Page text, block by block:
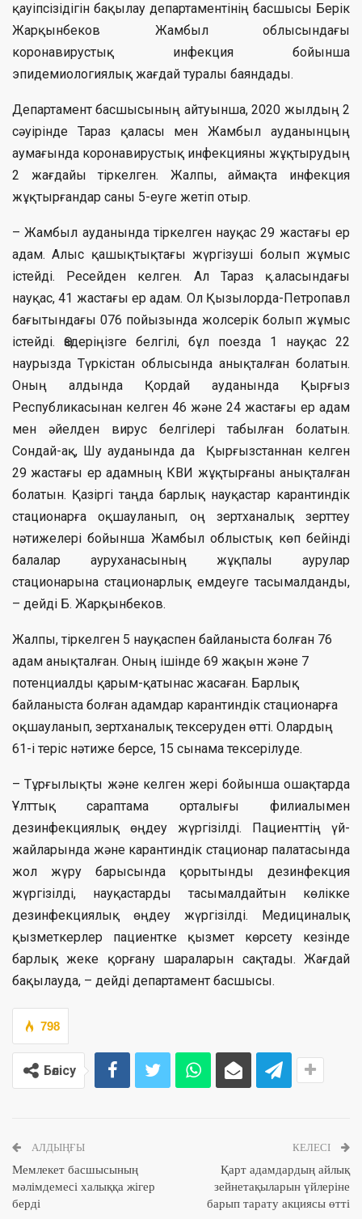
қауіпсізідігін бақылау департаментінің басшысы Берік
Жарқынбеков Жамбыл облысындағы
коронавирустық инфекция бойынша
эпидемиологиялық жағдай туралы баяндады.
Департамент басшысының айтуынша, 2020 жылдың 2
сәуірінде Тараз қаласы мен Жамбыл ауданынцың
аумағында коронавирустық инфекцияны жұқтырудың
2 жағдайы тіркелген. Жалпы, аймақта инфекция
жұқтырғандар саны 5-еуге жетіп отыр.
– Жамбыл ауданында тіркелген науқас 29 жастағы ер
адам. Алыс қашықтықтағы жүргізуші болып жұмыс
істейді. Ресейден келген. Ал Тараз қ.аласындағы
науқас, 41 жастағы ер адам. Ол Қызылорда-Петропавл
бағытындағы 076 пойызында жолсерік болып жұмыс
істейді. Өздеріңізге белгілі, бұл поезда 1 науқас 22
наурызда Түркістан облысында анықталған болатын.
Оның алдында Қордай ауданында Қырғыз
Республикасынан келген 46 және 24 жастағы ер адам
мен әйелден вирус белгілері табылған болатын.
Сондай-ақ, Шу ауданында да Қырғызстаннан келген
29 жастағы ер адамның КВИ жұқтырғаны анықталған
болатын. Қазіргі таңда барлық науқастар карантиндік
стационарға оқшауланып, оң зертханалық зерттеу
нәтижелері бойынша Жамбыл облыстық көп бейінді
балалар ауруханасының жұқпалы аурулар
стационарына стационарлық емдеуге тасымалданды,
– дейді Б. Жарқынбеков.
Жалпы, тіркелген 5 науқаспен байланыста болған 76
адам анықталған. Оның ішінде 69 жақын және 7
потенциалды қарым-қатынас жасаған. Барлық
байланыста болған адамдар карантиндік стационарға
оқшауланып, зертханалық тексеруден өтті. Олардың
61-і теріс нәтиже берсе, 15 сынама тексерілуде.
– Тұрғылықты және келген жері бойынша ошақтарда
Ұлттық сараптама орталығы филиалымен
дезинфекциялық өңдеу жүргізілді. Пациенттің үй-
жайларында және карантиндік стационар палатасында
жол жүру барысында қорытынды дезинфекция
жүргізілді, науқастарды тасымалдайтын көлікке
дезинфекциялық өңдеу жүргізілді. Медициналық
қызметкерлер пациентке қызмет көрсету кезінде
барлық жеке қорғану шараларын сақтады. Жағдай
бақылауда, – дейді департамент басшысы.
798
Бөлісу
АЛДЫҢҒЫ
Мемлекет басшысының
мәлімдемесі халыққа жігер
берді
КЕЛЕСІ
Қарт адамдардың айлық
зейнетақыларын үйлеріне
барып тарату акциясы өтті